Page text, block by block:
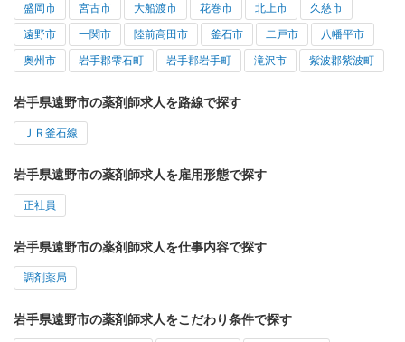
盛岡市 宮古市 大船渡市 花巻市 北上市 久慈市
遠野市 一関市 陸前高田市 釜石市 二戸市 八幡平市
奥州市 岩手郡雫石町 岩手郡岩手町 滝沢市 紫波郡紫波町
岩手県遠野市の薬剤師求人を路線で探す
ＪＲ釜石線
岩手県遠野市の薬剤師求人を雇用形態で探す
正社員
岩手県遠野市の薬剤師求人を仕事内容で探す
調剤薬局
岩手県遠野市の薬剤師求人をこだわり条件で探す